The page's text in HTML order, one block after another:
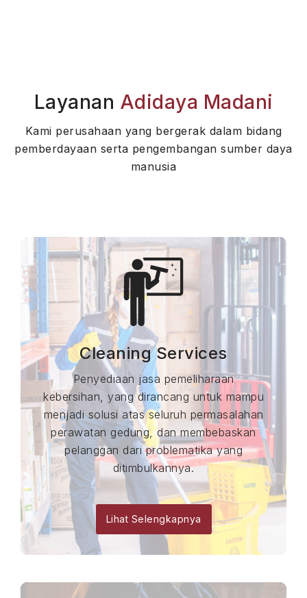
Layanan Adidaya Madani
Kami perusahaan yang bergerak dalam bidang
pemberdayaan serta pengembangan sumber daya
manusia
Cleaning Services
Penyediaan jasa pemeliharaan
kebersihan, yang dirancang untuk mampu
menjadi solusi atas seluruh permasalahan
perawatan gedung, dan membebaskan
pelanggan dari problematika yang
ditimbulkannya.
Lihat Selengkapnya